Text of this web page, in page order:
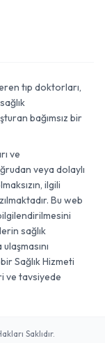
tıp doktorları,
bağımsız bir
ve
veya dolaylı
ilgili
Bu web
sağlık
Sağlık Hizmeti
ve tavsiyede
Saklıdır.